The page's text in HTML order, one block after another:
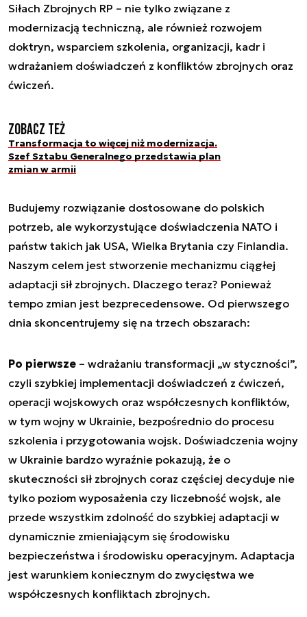
Siłach Zbrojnych RP – nie tylko związane z
modernizacją techniczną, ale również rozwojem
doktryn, wsparciem szkolenia, organizacji, kadr i
wdrażaniem doświadczeń z konfliktów zbrojnych oraz
ćwiczeń.
Zobacz też
Transformacja to więcej niż modernizacja.
Szef Sztabu Generalnego przedstawia plan
zmian w armii
Budujemy rozwiązanie dostosowane do polskich
potrzeb, ale wykorzystujące doświadczenia NATO i
państw takich jak USA, Wielka Brytania czy Finlandia.
Naszym celem jest stworzenie mechanizmu ciągłej
adaptacji sił zbrojnych. Dlaczego teraz? Ponieważ
tempo zmian jest bezprecedensowe. Od pierwszego
dnia skoncentrujemy się na trzech obszarach:
Po pierwsze – wdrażaniu transformacji „w styczności”,
czyli szybkiej implementacji doświadczeń z ćwiczeń,
operacji wojskowych oraz współczesnych konfliktów,
w tym wojny w Ukrainie, bezpośrednio do procesu
szkolenia i przygotowania wojsk. Doświadczenia wojny
w Ukrainie bardzo wyraźnie pokazują, że o
skuteczności sił zbrojnych coraz częściej decyduje nie
tylko poziom wyposażenia czy liczebność wojsk, ale
przede wszystkim zdolność do szybkiej adaptacji w
dynamicznie zmieniającym się środowisku
bezpieczeństwa i środowisku operacyjnym. Adaptacja
jest warunkiem koniecznym do zwycięstwa we
współczesnych konfliktach zbrojnych.